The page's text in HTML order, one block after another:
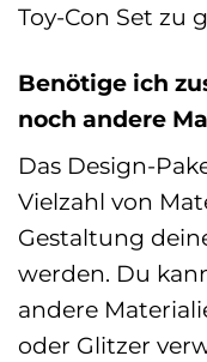
Toy-Con Set zu
Benötige ich
noch andere
Das Design-
Vielzahl von
Gestaltung
werden. Du
andere
oder Glitzer